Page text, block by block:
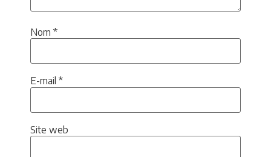
Nom *
E-mail *
Site web